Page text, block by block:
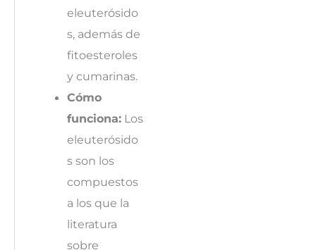
eleuterósido
s, además de
fitoesteroles
y cumarinas.
Cómo
funciona:Los
eleuterósido
s son los
compuestos
a los que la
literatura
sobre